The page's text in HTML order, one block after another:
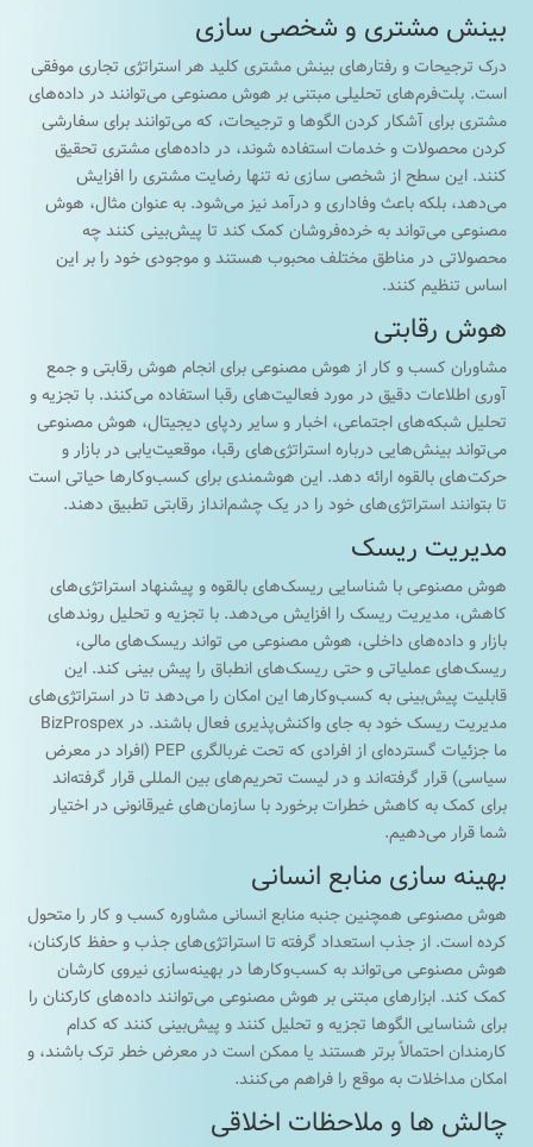
بینش مشتری و شخصی سازی
درک ترجیحات و رفتارهای بینش مشتری کلید هر استراتژی تجاری موفقی
است. پلت‌فرم‌های تحلیلی مبتنی بر هوش مصنوعی می‌توانند در داده‌های
مشتری برای آشکار کردن الگوها و ترجیحات، که می‌توانند برای سفارشی
کردن محصولات و خدمات استفاده شوند، در داده‌های مشتری تحقیق
کنند. این سطح از شخصی سازی نه تنها رضایت مشتری را افزایش
می‌دهد، بلکه باعث وفاداری و درآمد نیز می‌شود. به عنوان مثال، هوش
مصنوعی می‌تواند به خرده‌فروشان کمک کند تا پیش‌بینی کنند چه
محصولاتی در مناطق مختلف محبوب هستند و موجودی خود را بر این
اساس تنظیم کنند.
هوش رقابتی
مشاوران کسب و کار از هوش مصنوعی برای انجام هوش رقابتی و جمع
آوری اطلاعات دقیق در مورد فعالیت‌های رقبا استفاده می‌کنند. با تجزیه و
تحلیل شبکه‌های اجتماعی، اخبار و سایر ردپای دیجیتال، هوش مصنوعی
می‌تواند بینش‌هایی درباره استراتژی‌های رقبا، موقعیت‌یابی در بازار و
حرکت‌های بالقوه ارائه دهد. این هوشمندی برای کسب‌وکارها حیاتی است
تا بتوانند استراتژی‌های خود را در یک چشم‌انداز رقابتی تطبیق دهند.
مدیریت ریسک
هوش مصنوعی با شناسایی ریسک‌های بالقوه و پیشنهاد استراتژی‌های
کاهش، مدیریت ریسک را افزایش می‌دهد. با تجزیه و تحلیل روندهای
بازار و داده‌های داخلی، هوش مصنوعی می تواند ریسک‌های مالی،
ریسک‌های عملیاتی و حتی ریسک‌های انطباق را پیش بینی کند. این
قابلیت پیش‌بینی به کسب‌وکارها این امکان را می‌دهد تا در استراتژی‌های
مدیریت ریسک خود به جای واکنش‌پذیری فعال باشند. در BizProspex
ما جزئیات گسترده‌ای از افرادی که تحت غربالگری PEP (افراد در معرض
سیاسی) قرار گرفته‌اند و در لیست تحریم‌های بین المللی قرار گرفته‌اند
برای کمک به کاهش خطرات برخورد با سازمان‌های غیرقانونی در اختیار
شما قرار می‌دهیم.
بهینه سازی منابع انسانی
هوش مصنوعی همچنین جنبه منابع انسانی مشاوره کسب و کار را متحول
کرده است. از جذب استعداد گرفته تا استراتژی‌های جذب و حفظ کارکنان،
هوش مصنوعی می‌تواند به کسب‌وکارها در بهینه‌سازی نیروی کارشان
کمک کند. ابزارهای مبتنی بر هوش مصنوعی می‌توانند داده‌های کارکنان را
برای شناسایی الگوها تجزیه و تحلیل کنند و پیش‌بینی کنند که کدام
کارمندان احتمالاً برتر هستند یا ممکن است در معرض خطر ترک باشند، و
امکان مداخلات به موقع را فراهم می‌کنند.
چالش ها و ملاحظات اخلاقی